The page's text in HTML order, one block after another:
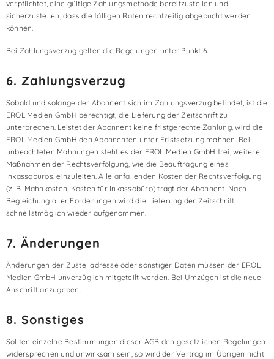
verpflichtet, eine gültige Zahlungsmethode bereitzustellen und
sicherzustellen, dass die fälligen Raten rechtzeitig abgebucht werden
können.
Bei Zahlungsverzug gelten die Regelungen unter Punkt 6.
6. Zahlungsverzug
Sobald und solange der Abonnent sich im Zahlungsverzug befindet, ist die
EROL Medien GmbH berechtigt, die Lieferung der Zeitschrift zu
unterbrechen. Leistet der Abonnent keine fristgerechte Zahlung, wird die
EROL Medien GmbH den Abonnenten unter Fristsetzung mahnen. Bei
unbeachteten Mahnungen steht es der EROL Medien GmbH frei, weitere
Maßnahmen der Rechtsverfolgung, wie die Beauftragung eines
Inkassobüros, einzuleiten. Alle anfallenden Kosten der Rechtsverfolgung
(z. B. Mahnkosten, Kosten für Inkassobüro) trägt der Abonnent. Nach
Begleichung aller Forderungen wird die Lieferung der Zeitschrift
schnellstmöglich wieder aufgenommen.
7. Änderungen
Änderungen der Zustelladresse oder sonstiger Daten müssen der EROL
Medien GmbH unverzüglich mitgeteilt werden. Bei Umzügen ist die neue
Anschrift anzugeben.
8. Sonstiges
Sollten einzelne Bestimmungen dieser AGB den gesetzlichen Regelungen
widersprechen und unwirksam sein, so wird der Vertrag im Übrigen nicht